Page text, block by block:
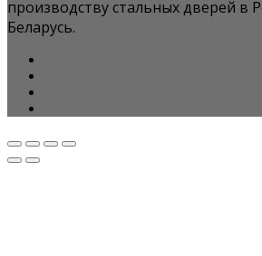
производству стальных дверей в
Беларусь.